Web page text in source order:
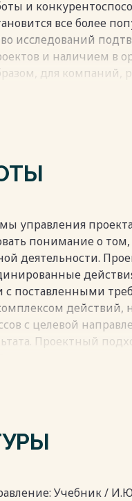
и
все более
исследований
и наличием в
для компаний,
потерь и
Предметом
мер и
для построения
управления
понимание о том,
деятельности.
с поставленными
действий,
с целевой
Проектный
Существуют
Учебник /